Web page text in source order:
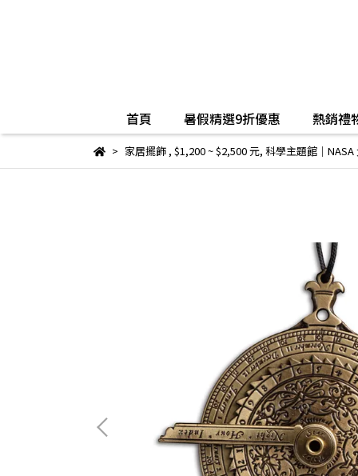
首頁 暑假精選9折優惠 熱銷禮
家居擺飾, $1,200 ~ $2,500 元, 科學主題館｜NASA